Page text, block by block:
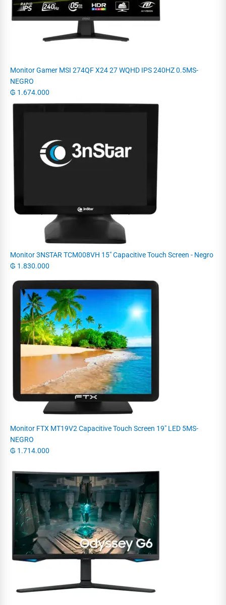
Monitor Gamer MSI 274QF X24 27 WQHD IPS 240HZ 0.5MS-
NEGRO
₲ 1.674.000
Monitor 3NSTAR TCM008VH 15" Capacitive Touch Screen - Negro
₲ 1.830.000
Monitor FTX MT19V2 Capacitive Touch Screen 19" LED 5MS-
NEGRO
₲ 1.714.000